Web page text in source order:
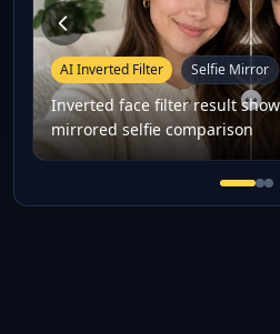
AI Inverted Filter Selfie Mirror
Inverted face filter result
mirrored selfie comparison